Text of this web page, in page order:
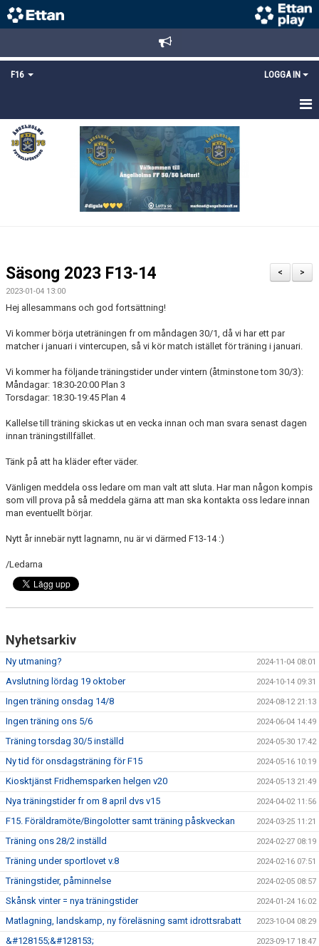
F16 LOGGA IN
HEM
NYHETER
DOKUMENT
BILDGALLERI
KONTAKT
PLANSKISS FRIDHEMSPARKEN
>
<
Säsong 2023 F13-14
2023-01-04 13:00
Hej allesammans och god fortsättning!
Vi kommer börja uteträningen fr om måndagen 30/1, då vi har ett par
matcher i januari i vintercupen, så vi kör match istället för träning i januari.
Vi kommer ha följande träningstider under vintern (åtminstone tom 30/3):
Måndagar: 18:30-20:00 Plan 3
Torsdagar: 18:30-19:45 Plan 4
Kallelse till träning skickas ut en vecka innan och man svara senast dagen
innan träningstillfället.
Tänk på att ha kläder efter väder.
Vänligen meddela oss ledare om man valt att sluta. Har man någon kompis
som vill prova på så meddela gärna att man ska kontakta oss ledare innan
man eventuellt börjar.
Nytt år innebär nytt lagnamn, nu är vi därmed F13-14 :)
/Ledarna
Nyhetsarkiv
Ny utmaning? 2024-11-04 08:01
Avslutning lördag 19 oktober 2024-10-14 09:31
Ingen träning onsdag 14/8 2024-08-12 21:13
Ingen träning ons 5/6 2024-06-04 14:49
Träning torsdag 30/5 inställd 2024-05-30 17:42
Ny tid för onsdagsträning för F15 2024-05-16 10:19
Kiosktjänst Fridhemsparken helgen v20 2024-05-13 21:49
Nya träningstider fr om 8 april dvs v15 2024-04-02 11:56
F15. Föräldramöte/Bingolotter samt träning påskveckan 2024-03-25 11:21
Träning ons 28/2 inställd 2024-02-27 08:19
Träning under sportlovet v.8 2024-02-16 07:51
Träningstider, påminnelse 2024-02-05 08:57
Skånsk vinter = nya träningstider 2024-01-24 16:02
Matlagning, landskamp, ny föreläsning samt idrottsrabatt 2023-10-04 08:29
&#128155;&#128153; 2023-09-17 18:47